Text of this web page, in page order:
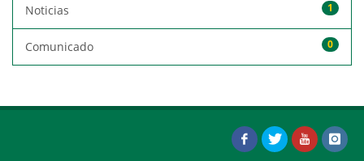
1
Noticias
0
Comunicado